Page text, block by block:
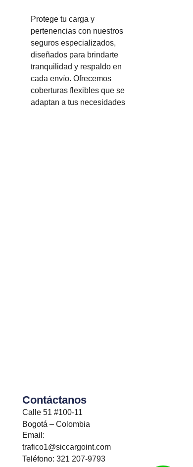
Protege tu carga y
pertenencias con nuestros
seguros especializados,
diseñados para brindarte
tranquilidad y respaldo en
cada envío. Ofrecemos
coberturas flexibles que se
adaptan a tus necesidades
Contáctanos
Calle 51 #100-11
Bogotá – Colombia
Email:
trafico1@siccargoint.com
Teléfono: 321 207-9793